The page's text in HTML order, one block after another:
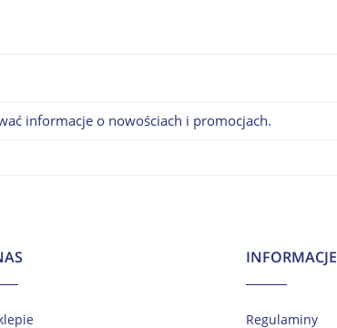
informacje o nowościach i promocjach.
INFORMACJE
Regulaminy